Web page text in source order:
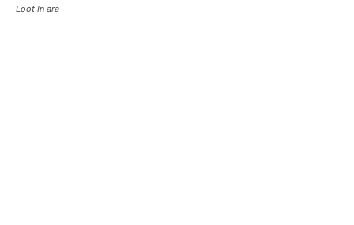
Loot In ara